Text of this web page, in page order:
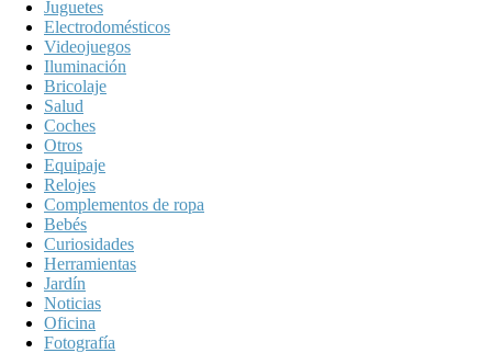
Juguetes
Electrodomésticos
Videojuegos
Iluminación
Bricolaje
Salud
Coches
Otros
Equipaje
Relojes
Complementos de ropa
Bebés
Curiosidades
Herramientas
Jardín
Noticias
Oficina
Fotografía